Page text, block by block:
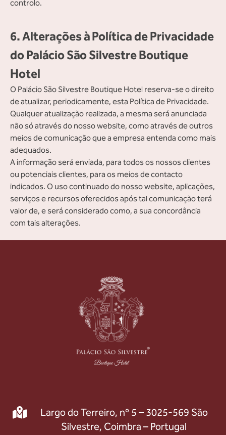
controlo.
6. Alterações à Política de Privacidade
do Palácio São Silvestre Boutique
Hotel
O Palácio São Silvestre Boutique Hotel reserva-se o direito
de atualizar, periodicamente, esta Política de Privacidade.
Qualquer atualização realizada, a mesma será anunciada
não só através do nosso website, como através de outros
meios de comunicação que a empresa entenda como mais
adequados.
A informação será enviada, para todos os nossos clientes
ou potenciais clientes, para os meios de contacto
indicados. O uso continuado do nosso website, aplicações,
serviços e recursos oferecidos após tal comunicação terá
valor de, e será considerado como, a sua concordância
com tais alterações.
Largo do Terreiro, nº 5 – 3025-569 São
Silvestre, Coimbra – Portugal